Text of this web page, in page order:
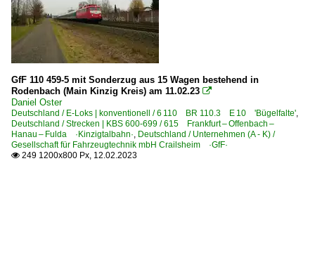
GfF 110 459-5 mit Sonderzug aus 15 Wagen bestehend in
Rodenbach (Main Kinzig Kreis) am 11.02.23 
Daniel Oster
Deutschland / E-Loks | konventionell / 6 110 BR 110.3 E 10 'Bügelfalte',
Deutschland / Strecken | KBS 600-699 / 615 Frankfurt – Offenbach –
Hanau – Fulda ·Kinzigtalbahn·, Deutschland / Unternehmen (A - K) /
Gesellschaft für Fahrzeugtechnik mbH Crailsheim ·GfF·
 249 1200x800 Px, 12.02.2023